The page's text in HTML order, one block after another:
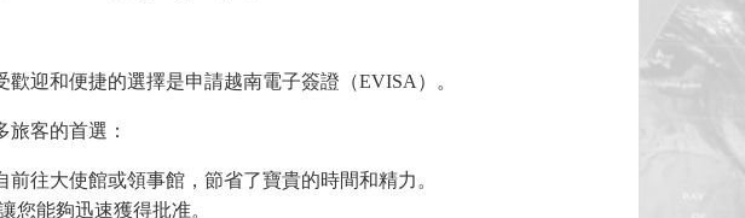
迎和便捷的選擇是申請越南電子簽證（EVISA）。
客的首選：
往大使館或領事館，節省了寶貴的時間和精力。
您能夠迅速獲得批准。